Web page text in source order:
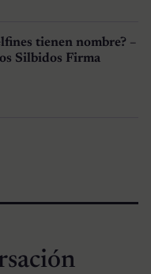
tienen nombre? –
Silbidos Firma